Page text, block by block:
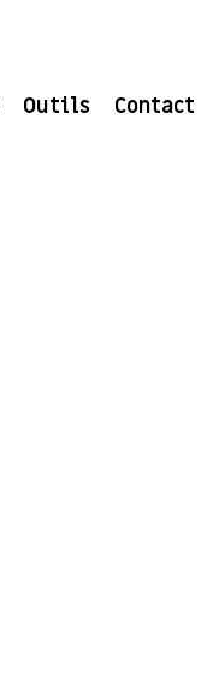
Outils Contact